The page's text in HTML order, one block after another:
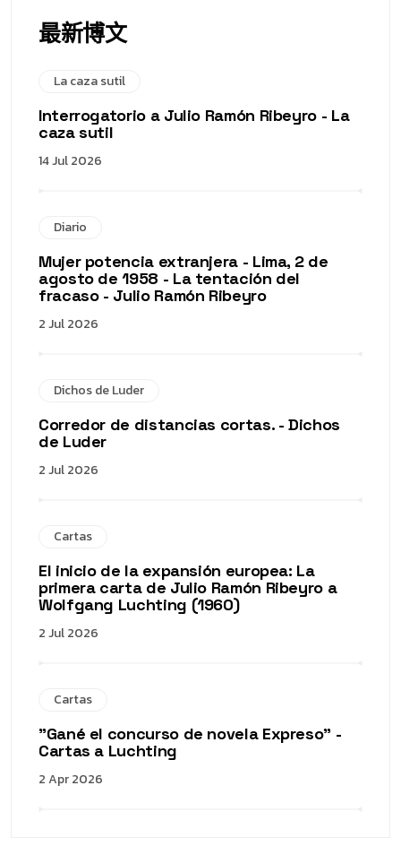
最新博文
La caza sutil
Interrogatorio a Julio Ramón Ribeyro - La
caza sutil
14 Jul 2026
Diario
Mujer potencia extranjera - Lima, 2 de
agosto de 1958 - La tentación del
fracaso - Julio Ramón Ribeyro
2 Jul 2026
Dichos de Luder
Corredor de distancias cortas. - Dichos
de Luder
2 Jul 2026
Cartas
El inicio de la expansión europea: La
primera carta de Julio Ramón Ribeyro a
Wolfgang Luchting (1960)
2 Jul 2026
Cartas
"Gané el concurso de novela Expreso" -
Cartas a Luchting
2 Apr 2026